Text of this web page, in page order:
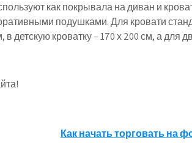
как покрывала на диван и
подушками. Для кровати
детскую кроватку – 170 х 200 см, а для
Как начать торговать на